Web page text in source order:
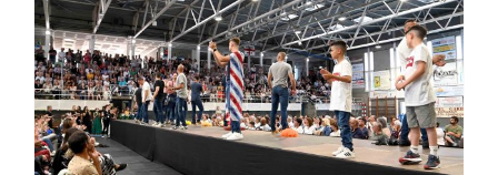
Oohx!gen Fashion Show